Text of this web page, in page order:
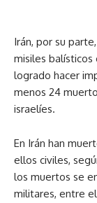
Irán, por su
misiles balísticos
logrado hacer
menos 24
israelíes.
En Irán han
ellos civiles,
los muertos se
militares, entre